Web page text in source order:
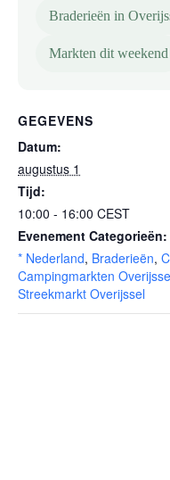
Braderieën in
Markten dit weekend
GEGEVENS
Datum:
augustus 1
Tijd:
10:00 - 16:00 CEST
Evenement Categorieën:
* Nederland, Braderieën,
Campingmarkten
Streekmarkt Overijssel